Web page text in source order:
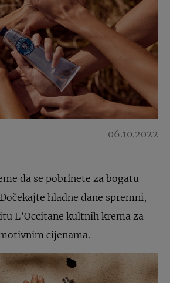
06.10.2022
da se pobrinete za bogatu
hladne dane spremni,
L’Occitane kultnih krema za
cijenama.